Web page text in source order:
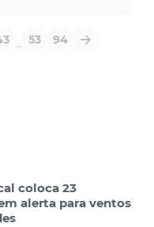
... 53 94
coloca 23
alerta para ventos